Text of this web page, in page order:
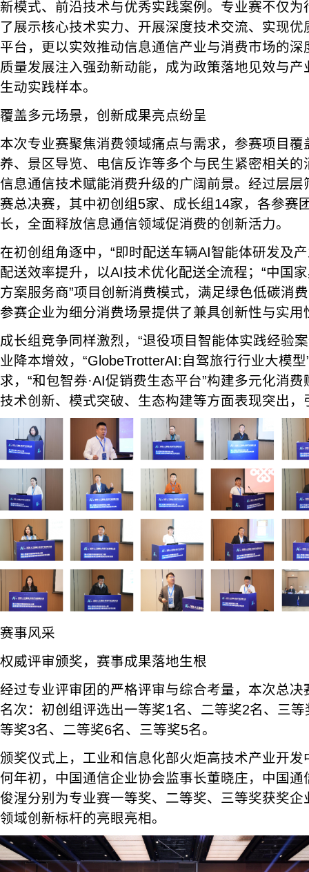
新模式、前沿技术与优秀实践案例。专业赛不仅
了展示核心技术实力、开展深度技术交流、实现
平台，更以实效推动信息通信产业与消费市场的
质量发展注入强劲新动能，成为政策落地见效与
生动实践样本。
覆盖多元场景，创新成果亮点纷呈
本次专业赛聚焦消费领域痛点与需求，参赛项目
养、景区导览、电信反诈等多个与民生紧密相关
信息通信技术赋能消费升级的广阔前景。经过层
赛总决赛，其中初创组5家、成长组14家，各参赛
长，全面释放信息通信领域促消费的创新活力。
在初创组角逐中，“即时配送车辆AI智能体研发及
配送效率提升，以AI技术优化配送全流程；“中国
方案服务商”项目创新消费模式，满足绿色低碳消
参赛企业为细分消费场景提供了兼具创新性与实用
成长组竞争同样激烈，“退役项目智能体实践经验
业降本增效，“GlobeTrotterAI:自驾旅行行业大模
求，“和包智券·AI促销费生态平台”构建多元化消
技术创新、模式突破、生态构建等方面表现突出
赛事风采
权威评审颁奖，赛事成果落地生根
经过专业评审团的严格评审与综合考量，本次总
名次：初创组评选出一等奖1名、二等奖2名、三
等奖3名、二等奖6名、三等奖5名。
颁奖仪式上，工业和信息化部火炬高技术产业开
何年初，中国通信企业协会监事长董晓庄，中国
俊湦分别为专业赛一等奖、二等奖、三等奖获奖
领域创新标杆的亮眼亮相。